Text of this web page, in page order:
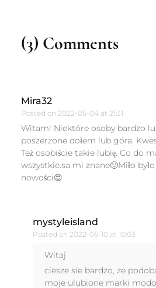
(3) Comments
Mira32
Posted on2022-05-04 at 21:31
Witam! Niektóre osoby bardzo
poszerzone dołem lub góra.
Też osobiście takie lubię. Co do
wszystkie.sa mi znane🙂Miło
nowości😍
mystyleisland
Posted on2022-06-10 at 10:03
Witaj
ciesze sie bardzo, ze
moje ulubione marki